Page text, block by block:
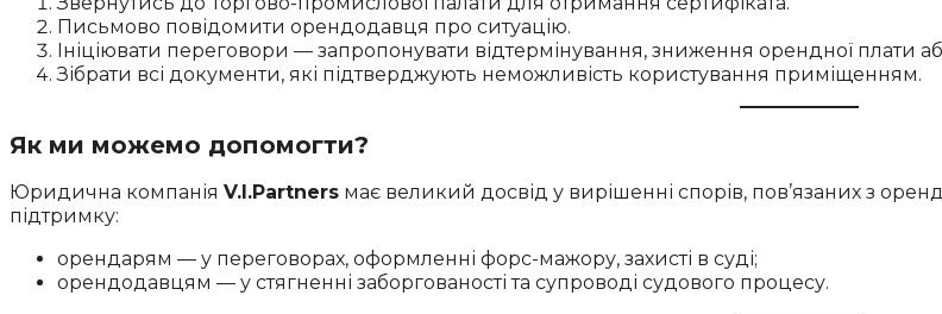
Письмово повідомити орендодавця про ситуацію.
Ініціювати переговори — запропонувати відтермінування, зниження орендної плати
Зібрати всі документи, які підтверджують неможливість користування приміщенням.
Як ми можемо допомогти?
Юридична компанія V.I.Partners має великий досвід у вирішенні спорів, пов’язаних з
підтримку:
орендарям — у переговорах, оформленні форс-мажору, захисті в суді;
орендодавцям — у стягненні заборгованості та супроводі судового процесу.